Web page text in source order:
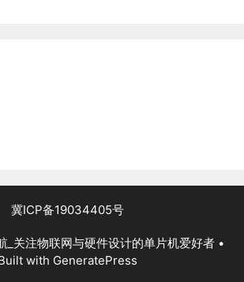
冀ICP备19034405号
关注物联网与硬件设计的单片机爱好者•
with GeneratePress